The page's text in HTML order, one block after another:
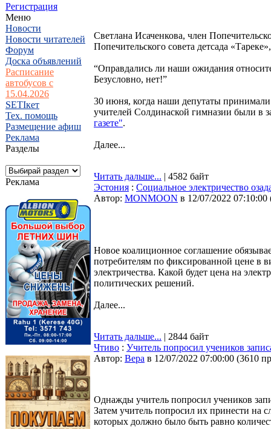
Регистрация
Меню
Новости
Новости читателей
Форум
Доска объявлений
Расписание
автобусов с
15.04.2026
SETIкет
Тех. помощь
Размещение афиш
Реклама
Разделы
Реклама
Светлана Исаченкова, член
Попечительского совета детсада
“Оправдались ли наши ожидания
Безусловно, нет!”
30 июня, когда наши депутаты
учителей Солдинаской гимназии были в
газете".
Далее...
Читать дальше... | 4582 байт
Эстония : Социальное электричество
Автор: MONMOON в 12/07/2022 07:10:00
Новое коалиционное соглашение
потребителям по фиксированной цене в
электричества. Какой будет цена на
политических решений.
Далее...
Читать дальше... | 2844 байт
Чтиво : Учитель попросил учеников
Автор: Bepa в 12/07/2022 07:00:00 (3610
Однажды учитель попросил учеников
Затем учитель попросил их принести на
которых должно было быть равно